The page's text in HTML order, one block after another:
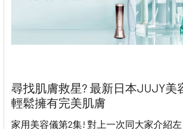
尋找肌膚救星? 最新日本JUJY美
輕鬆擁有完美肌膚
家用美容儀第2集! 對上一次同大家介紹